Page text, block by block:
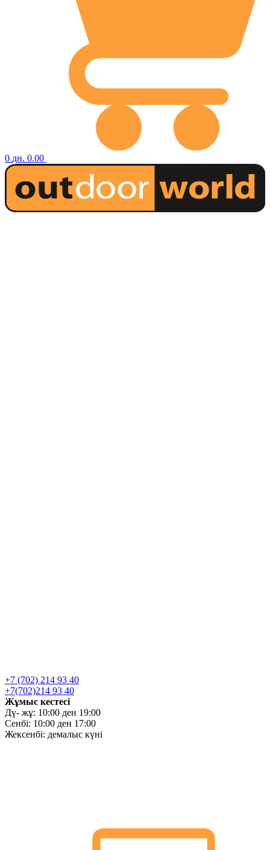
0 дн. 0.00
+7 (702) 214 93 40
+7(702)214 93 40
Жұмыс кестесі
Дү- жұ: 10:00 ден 19:00
Сенбі: 10:00 ден 17:00
Жексенбі: демалыс күні